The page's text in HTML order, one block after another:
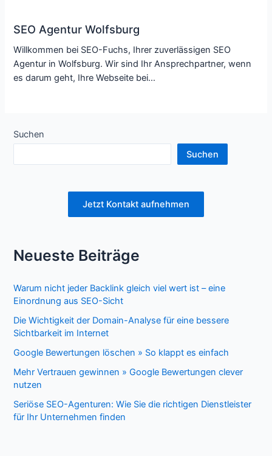
SEO Agentur Wolfsburg
Willkommen bei SEO-Fuchs, Ihrer zuverlässigen SEO
Agentur in Wolfsburg. Wir sind Ihr Ansprechpartner, wenn
es darum geht, Ihre Webseite bei…
Suchen
Suchen
Jetzt Kontakt aufnehmen
Neueste Beiträge
Warum nicht jeder Backlink gleich viel wert ist – eine
Einordnung aus SEO-Sicht
Die Wichtigkeit der Domain-Analyse für eine bessere
Sichtbarkeit im Internet
Google Bewertungen löschen » So klappt es einfach
Mehr Vertrauen gewinnen » Google Bewertungen clever
nutzen
Seriöse SEO-Agenturen: Wie Sie die richtigen Dienstleister
für Ihr Unternehmen finden